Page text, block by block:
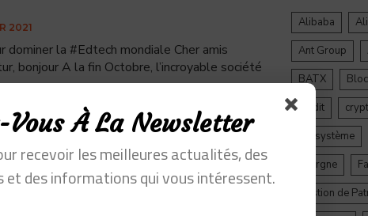
2021
dominer la #Edtech mondiale Cher amis
bonjour A la fin Octobre, l’incroyable société
Alibaba
Ant Group
BATX
credit
Ecosystème
Epargne
Gestion de
Vous À La Newsletter
recevoir les meilleures actualités, des
et des informations qui vous intéressent.